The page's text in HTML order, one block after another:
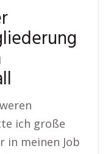
ich große
in meinen Job